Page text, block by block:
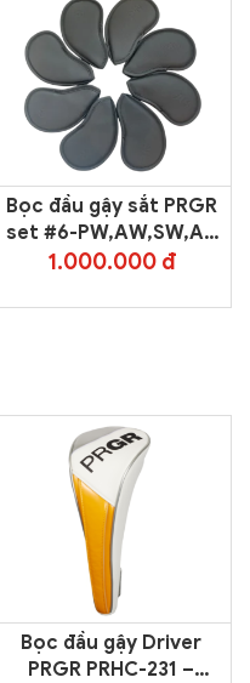
Bọc đầu gậy sắt PRGR
set #6-PW,AW,SW,AS
(8pcs)
1.000.000 đ
Bọc đầu gậy Driver
PRGR PRHC-231 –